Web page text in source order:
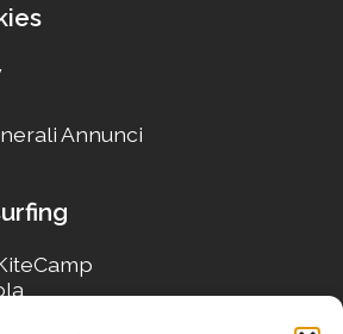
Annunci